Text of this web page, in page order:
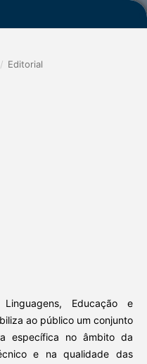
/ Editorial
Educação e
ao público um conjunto
específica no âmbito da
e na qualidade das